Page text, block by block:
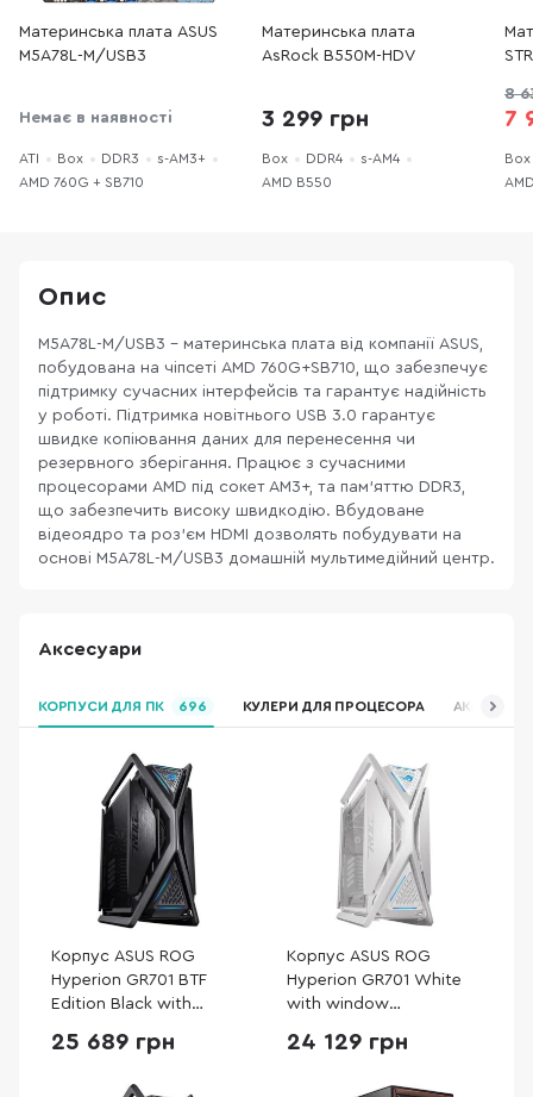
Материнська плата ASUS
M5A78L-M/USB3
Немає в наявності
ATI Box DDR3
s-AM3+
AMD 760G + SB710
Материнська плата
AsRock B550M-HDV
3 299 грн
Box DDR4
s-AM4
AMD B550
8
7
Box
Опис
M5A78L-M/USB3 - материнська плата від компанії ASUS,
побудована на чіпсеті AMD 760G+SB710, що забезпечує
підтримку сучасних інтерфейсів та гарантує надійність
у роботі. Підтримка новітнього USB 3.0 гарантує
швидке копіювання даних для перенесення чи
резервного зберігання. Працює з сучасними
процесорами AMD під сокет АМ3+, та пам'яттю DDR3,
що забезпечить високу швидкодію. Вбудоване
відеоядро та роз'єм HDMI дозволять побудувати на
основі M5A78L-M/USB3 домашній мультимедійний центр.
Аксесуари
КОРПУСИ ДЛЯ ПК 696 КУЛЕРИ ДЛЯ ПРОЦЕСОРА
Корпус ASUS ROG
Hyperion GR701 BTF
Edition Black with
B39020)
25 689 грн
Корпус ASUS ROG
Hyperion GR701 White
with window
24 129 грн